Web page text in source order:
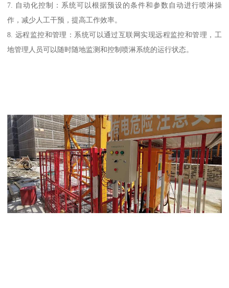
7. 自动化控制：系统可以根据预设的条件和参数自动进行喷淋操
作，减少人工干预，提高工作效率。
8. 远程监控和管理：系统可以通过互联网实现远程监控和管理，工
地管理人员可以随时随地监测和控制喷淋系统的运行状态。